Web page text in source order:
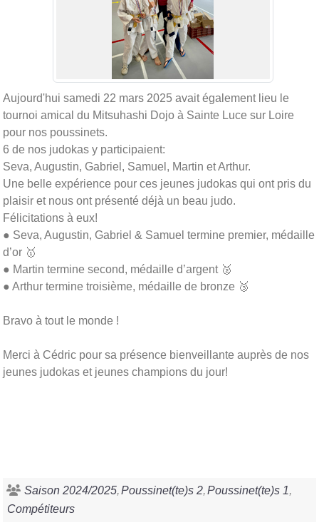
Aujourd'hui samedi 22 mars 2025 avait également lieu le
tournoi amical du Mitsuhashi Dojo à Sainte Luce sur Loire
pour nos poussinets.
6 de nos judokas y participaient:
Seva, Augustin, Gabriel, Samuel, Martin et Arthur.
Une belle expérience pour ces jeunes judokas qui ont pris du
plaisir et nous ont présenté déjà un beau judo.
Félicitations à eux!
● Seva, Augustin, Gabriel & Samuel termine premier, médaille
d’or 🥇
● Martin termine second, médaille d’argent 🥈
● Arthur termine troisième, médaille de bronze 🥉
Bravo à tout le monde !
Merci à Cédric pour sa présence bienveillante auprès de nos
jeunes judokas et jeunes champions du jour!
Saison 2024/2025 Poussinet(te)s 2 Poussinet(te)s 1
Compétiteurs